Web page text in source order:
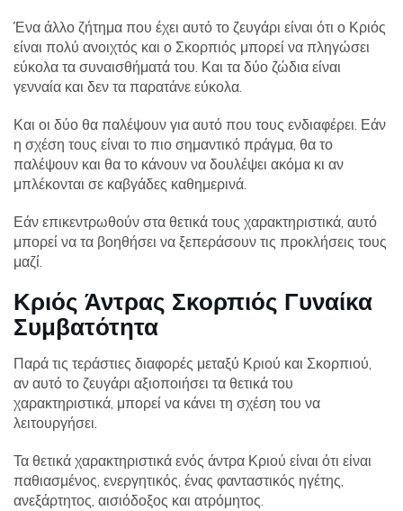
Ένα άλλο ζήτημα που έχει αυτό το ζευγάρι είναι ότι ο Κριός
είναι πολύ ανοιχτός και ο Σκορπιός μπορεί να πληγώσει
εύκολα τα συναισθήματά του. Και τα δύο ζώδια είναι
γενναία και δεν τα παρατάνε εύκολα.
Και οι δύο θα παλέψουν για αυτό που τους ενδιαφέρει. Εάν
η σχέση τους είναι το πιο σημαντικό πράγμα, θα το
παλέψουν και θα το κάνουν να δουλέψει ακόμα κι αν
μπλέκονται σε καβγάδες καθημερινά.
Εάν επικεντρωθούν στα θετικά τους χαρακτηριστικά, αυτό
μπορεί να τα βοηθήσει να ξεπεράσουν τις προκλήσεις τους
μαζί.
Κριός Άντρας Σκορπιός Γυναίκα
Συμβατότητα
Παρά τις τεράστιες διαφορές μεταξύ Κριού και Σκορπιού,
αν αυτό το ζευγάρι αξιοποιήσει τα θετικά του
χαρακτηριστικά, μπορεί να κάνει τη σχέση του να
λειτουργήσει.
Τα θετικά χαρακτηριστικά ενός άντρα Κριού είναι ότι είναι
παθιασμένος, ενεργητικός, ένας φανταστικός ηγέτης,
ανεξάρτητος, αισιόδοξος και ατρόμητος.